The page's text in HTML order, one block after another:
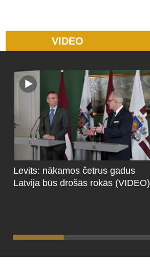
VIDEO
Levits: nākamos četrus gadus
Latvija būs drošās rokās (VIDEO)